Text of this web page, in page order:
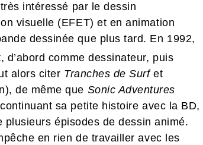
intéressé par le dessin
visuelle (EFET) et en animation
dessinée que plus tard. En 1992,
d’abord comme dessinateur, puis
alors citer Tranches de Surfet
de même que Sonic Adventures
sa petite histoire avec la BD,
épisodes de dessin animé.
en rien de travailler avec les